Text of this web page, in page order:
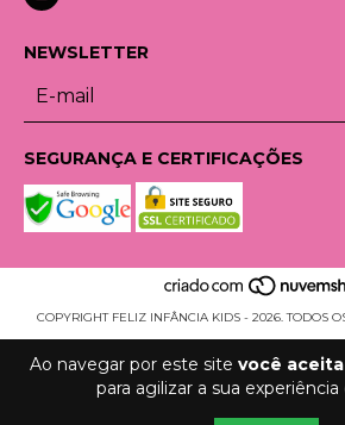
Ao navegar por este site você
para agilizar a sua
NEWSLETTER
SEGURANÇA E CERTIFICAÇÕES
COPYRIGHT FELIZ INFÂNCIA KIDS - 2026. TODOS